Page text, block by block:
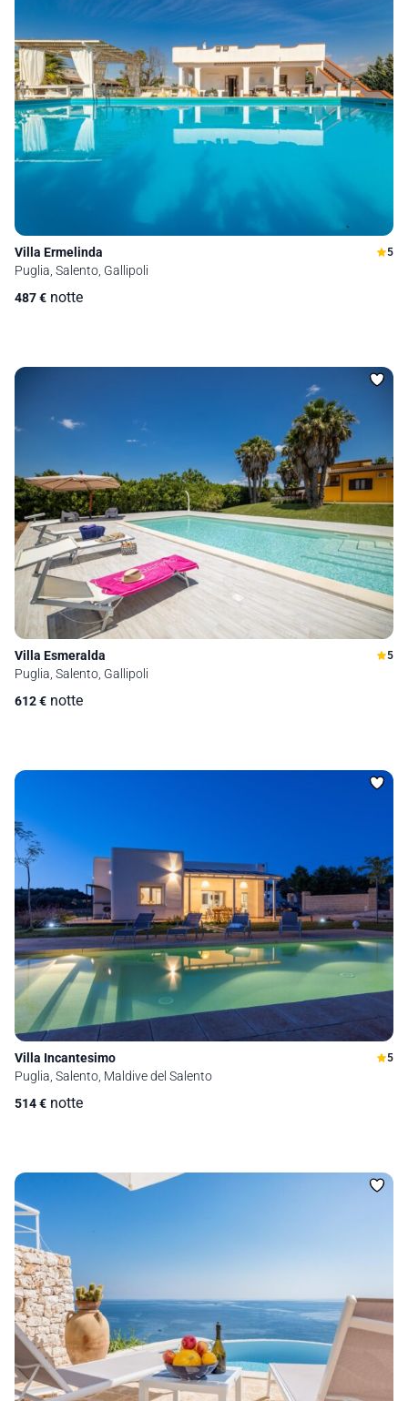
Villa Ermelinda 5
Puglia, Salento, Gallipoli
487€ notte
Villa Esmeralda 5
Puglia, Salento, Gallipoli
612€ notte
Villa Incantesimo 5
Puglia, Salento, Maldive del Salento
514€ notte